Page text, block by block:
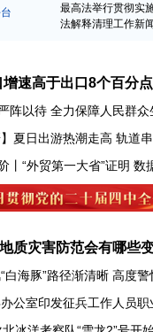
最高法举行贯彻实
法解释清理工作新
速高于出口8个百分点
阵以待 全力保障人民群
】夏日出游热潮走高 轨道
丨“外贸第一大省”证明 数
质灾害防范会有哪些
白海豚”路径渐清晰 高度
公室印发征兵工作人员职